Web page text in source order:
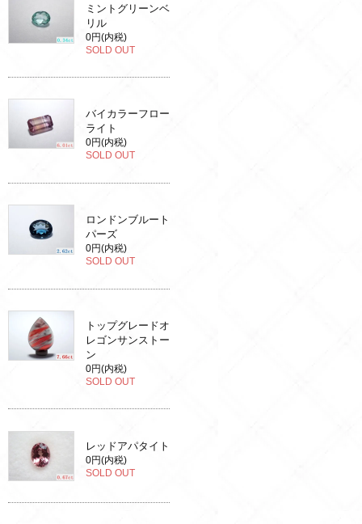
ミントグリーンベ
リル
0円(内税)
SOLD OUT
バイカラーフロー
ライト
0円(内税)
SOLD OUT
ロンドンブルート
パーズ
0円(内税)
SOLD OUT
トップグレードオ
レゴンサンストー
ン
0円(内税)
SOLD OUT
レッドアパタイト
0円(内税)
SOLD OUT